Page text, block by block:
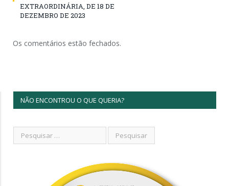
EXTRAORDINÁRIA, DE 18 DE
DEZEMBRO DE 2023
Os comentários estão fechados.
NÃO ENCONTROU O QUE QUERIA?